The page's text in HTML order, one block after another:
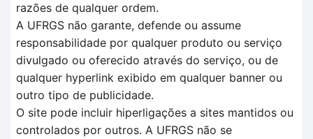
razões de qualquer ordem.
A UFRGS não garante, defende ou assume
responsabilidade por qualquer produto ou serviço
divulgado ou oferecido através do serviço, ou de
qualquer hyperlink exibido em qualquer banner ou
outro tipo de publicidade.
O site pode incluir hiperligações a sites mantidos ou
controlados por outros. A UFRGS não se